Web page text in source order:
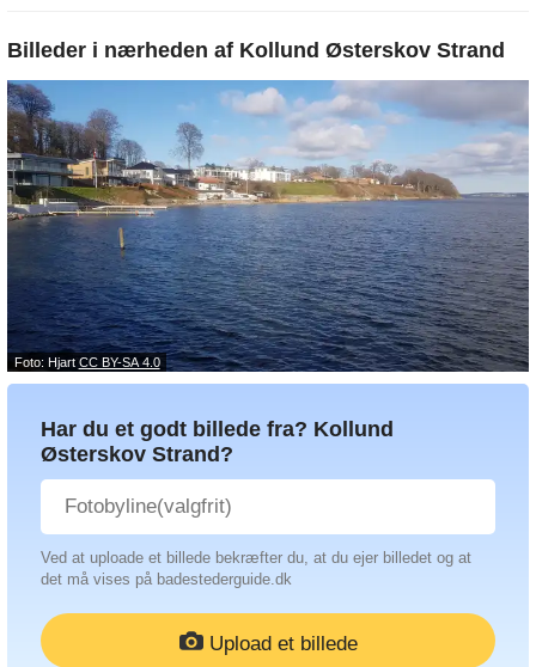
Billeder i nærheden af Kollund Østerskov Strand
Foto: Hjart CC BY-SA 4.0
Har du et godt billede fra? Kollund
Østerskov Strand?
Ved at uploade et billede bekræfter du, at du ejer billedet og at
det må vises på badestederguide.dk
Upload et billede